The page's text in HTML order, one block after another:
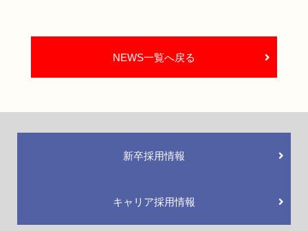
NEWS一覧へ戻る
新卒採用情報
キャリア採用情報